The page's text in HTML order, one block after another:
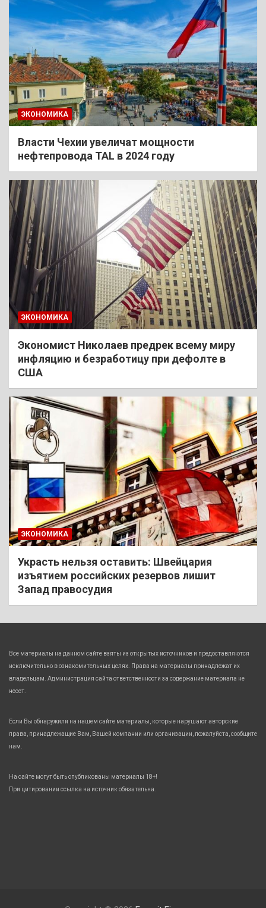
ЭКОНОМИКА
Власти Чехии увеличат мощности
нефтепровода TAL в 2024 году
ЭКОНОМИКА
Экономист Николаев предрек всему миру
инфляцию и безработицу при дефолте в
США
ЭКОНОМИКА
Украсть нельзя оставить: Швейцария
изъятием российских резервов лишит
Запад правосудия
Все материалы на данном сайте взяты из открытых источников и предоставляются
исключительно в ознакомительных целях. Права на материалы принадлежат их
владельцам. Администрация сайта ответственности за содержание материала не
несет.
Если Вы обнаружили на нашем сайте материалы, которые нарушают авторские
права, принадлежащие Вам, Вашей компании или организации, пожалуйста, сообщите
нам.
На сайте могут быть опубликованы материалы 18+!
При цитировании ссылка на источник обязательна.